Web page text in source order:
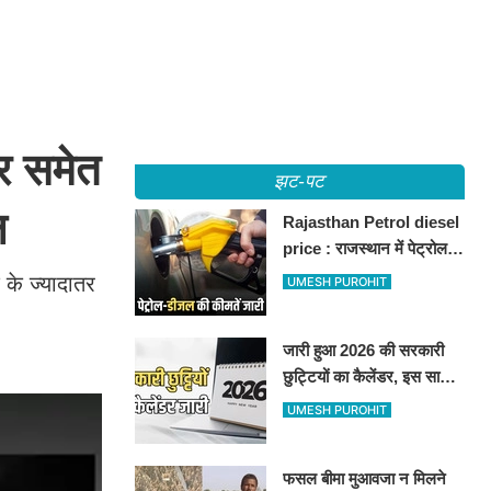
समेत
ज्यादातर
झट-पट
Rajasthan Petrol diesel
price : राजस्थान में पेट्रोल-
डीजल की कीमतें जारी, जानिए
UMESH PUROHIT
जारी हुआ 2026 की सरकारी
छुट्टियों का कैलेंडर, इस साल
कई बार मिलेगा लगातार
UMESH PUROHIT
फसल बीमा मुआवजा न मिलने